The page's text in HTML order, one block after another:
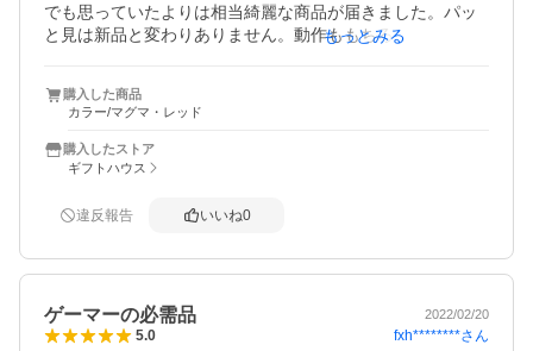
でも思っていたよりは相当綺麗な商品が届きました。パッ
と見は新品と変わりありません。動作ももちろん問題あり
れからに期待です。
もっとみる
購入した商品
カラー/マグマ・レッド
購入したストア
ギフトハウス
違反報告 いいね0
ゲーマーの必需品 2022/02/20
5.0 fxh********さん